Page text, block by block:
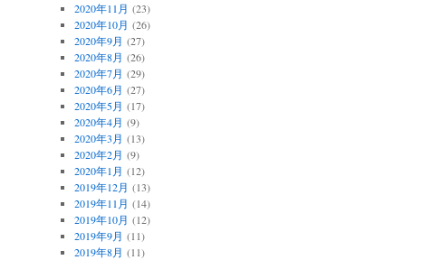
2020年11月 (23)
2020年10月 (26)
2020年9月 (27)
2020年8月 (26)
2020年7月 (29)
2020年6月 (27)
2020年5月 (17)
2020年4月 (9)
2020年3月 (13)
2020年2月 (9)
2020年1月 (12)
2019年12月 (13)
2019年11月 (14)
2019年10月 (12)
2019年9月 (11)
2019年8月 (11)